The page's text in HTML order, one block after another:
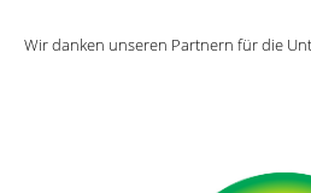
Wir danken unseren Partnern für die